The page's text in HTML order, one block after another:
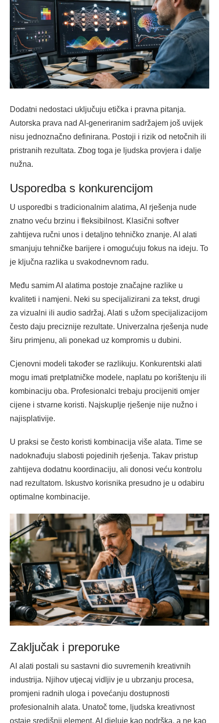
Dodatni nedostaci uključuju etička i pravna pitanja.
Autorska prava nad AI-generiranim sadržajem još uvijek
nisu jednoznačno definirana. Postoji i rizik od netočnih ili
pristranih rezultata. Zbog toga je ljudska provjera i dalje
nužna.
Usporedba s konkurencijom
U usporedbi s tradicionalnim alatima, AI rješenja nude
znatno veću brzinu i fleksibilnost. Klasični softver
zahtijeva ručni unos i detaljno tehničko znanje. AI alati
smanjuju tehničke barijere i omogućuju fokus na ideju. To
je ključna razlika u svakodnevnom radu.
Među samim AI alatima postoje značajne razlike u
kvaliteti i namjeni. Neki su specijalizirani za tekst, drugi
za vizualni ili audio sadržaj. Alati s užom specijalizacijom
često daju preciznije rezultate. Univerzalna rješenja nude
širu primjenu, ali ponekad uz kompromis u dubini.
Cjenovni modeli također se razlikuju. Konkurentski alati
mogu imati pretplatničke modele, naplatu po korištenju ili
kombinaciju oba. Profesionalci trebaju procijeniti omjer
cijene i stvarne koristi. Najskuplje rješenje nije nužno i
najisplativije.
U praksi se često koristi kombinacija više alata. Time se
nadoknađuju slabosti pojedinih rješenja. Takav pristup
zahtijeva dodatnu koordinaciju, ali donosi veću kontrolu
nad rezultatom. Iskustvo korisnika presudno je u odabiru
optimalne kombinacije.
Zaključak i preporuke
AI alati postali su sastavni dio suvremenih kreativnih
industrija. Njihov utjecaj vidljiv je u ubrzanju procesa,
promjeni radnih uloga i povećanju dostupnosti
profesionalnih alata. Unatoč tome, ljudska kreativnost
ostaje središnji element. AI djeluje kao podrška, a ne kao